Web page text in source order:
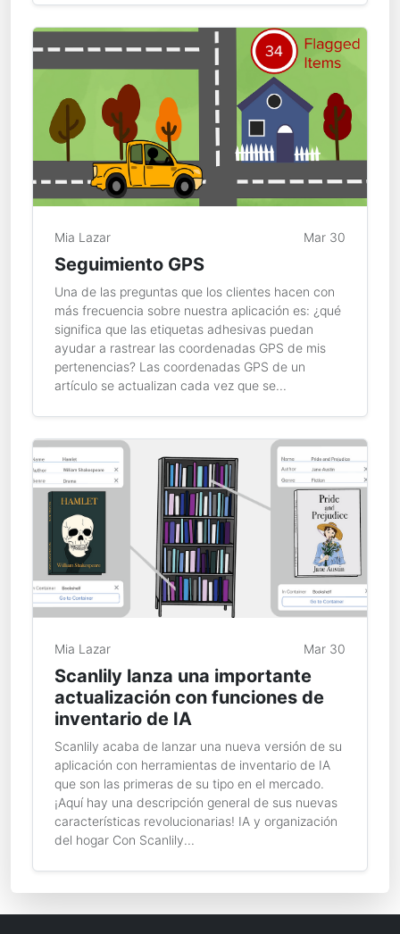
Mia Lazar Mar 30
Seguimiento GPS
Una de las preguntas que los clientes hacen con
más frecuencia sobre nuestra aplicación es: ¿qué
significa que las etiquetas adhesivas puedan
ayudar a rastrear las coordenadas GPS de mis
pertenencias? Las coordenadas GPS de un
artículo se actualizan cada vez que se...
Mia Lazar Mar 30
Scanlily lanza una importante
actualización con funciones de
inventario de IA
Scanlily acaba de lanzar una nueva versión de su
aplicación con herramientas de inventario de IA
que son las primeras de su tipo en el mercado.
¡Aquí hay una descripción general de sus nuevas
características revolucionarias! IA y organización
del hogar Con Scanlily...